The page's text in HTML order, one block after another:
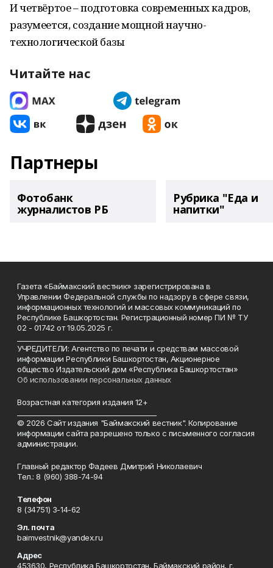
И четвёртое – подготовка современных кадров,
разумеется, создание мощной научно-
технологической базы
Читайте нас
Партнеры
Фотобанк
журналистов РБ
Рубрика "Еда и
напитки"
Газета «Баймакский вестник» зарегистрирована в
Управлении Федеральной службы по надзору в сфере связи,
информационных технологий и массовых коммуникаций по
Республике Башкортостан. Регистрационный номер ПИ № ТУ
02 - 01742 от 19.05.2025 г.
УЧРЕДИТЕЛИ: Агентство по печати и средствам массовой
информации Республики Башкортостан, Акционерное
общество Издательский дом «Республика Башкортостан»
Об использовании персональных данных
Возрастная категория издания 12+
© 2026 Сайт издания "Баймакский вестник". Копирование
информации сайта разрешено только с письменного согласия
администрации.
Главный редактор Фадеев Дмитрий Николаевич
Тел.: 8 (960) 388-74-94
Телефон
8 (34751) 3-14-62
Эл. почта
baimvestnik@yandex.ru
Адрес
453630, Республика Башкортостан, Баймакский район, г.